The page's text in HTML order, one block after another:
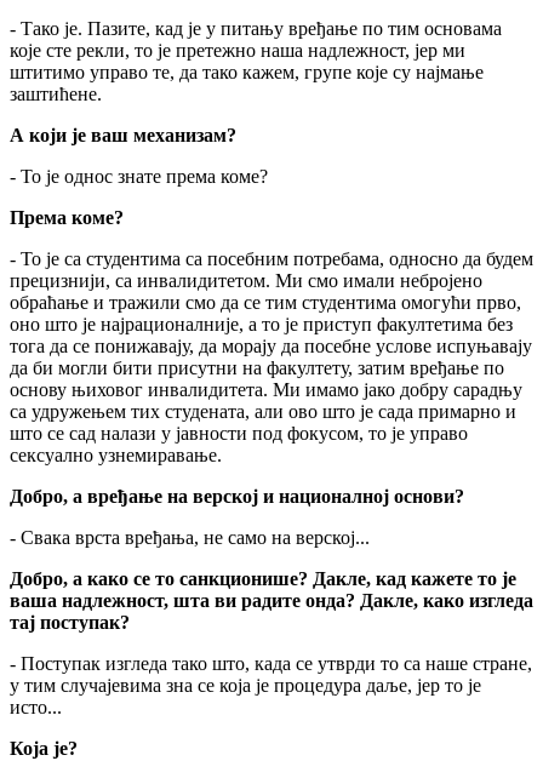
- Тако је. Пазите, кад је у питању вређање по тим основама
које сте рекли, то је претежно наша надлежност, јер ми
штитимо управо те, да тако кажем, групе које су најмање
заштићене.
А који је ваш механизам?
- То је однос знате према коме?
Према коме?
- То је са студентима са посебним потребама, односно да будем
прецизнији, са инвалидитетом. Ми смо имали небројено
обраћање и тражили смо да се тим студентима омогући прво,
оно што је најрационалније, а то је приступ факултетима без
тога да се понижавају, да морају да посебне услове испуњавају
да би могли бити присутни на факултету, затим вређање по
основу њиховог инвалидитета. Ми имамо јако добру сарадњу
са удружењем тих студената, али ово што је сада примарно и
што се сад налази у јавности под фокусом, то је управо
сексуално узнемиравање.
Добро, а вређање на верској и националној основи?
- Свака врста вређања, не само на верској...
Добро, а како се то санкционише? Дакле, кад кажете то је
ваша надлежност, шта ви радите онда? Дакле, како изгледа
тај поступак?
- Поступак изгледа тако што, када се утврди то са наше стране,
у тим случајевима зна се која је процедура даље, јер то је
исто...
Која је?